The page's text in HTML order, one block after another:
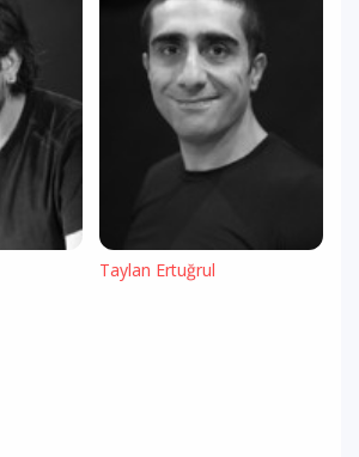
Taylan Ertuğrul